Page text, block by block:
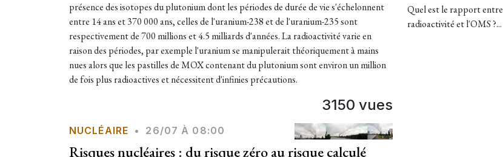
présence des isotopes du plutonium dont les périodes de durée de vie s'échelonnent
entre 14 ans et 370 000 ans, celles de l'uranium-238 et de l'uranium-235 sont
respectivement de 700 millions et 4.5 milliards d'années. La radioactivité varie en
raison des périodes, par exemple l'uranium se manipulerait théoriquement à mains
nues alors que les pastilles de MOX contenant du plutonium sont environ un million
de fois plus radioactives et nécessitent d'infinies précautions.
3150 vues
Quel est le rapport
radioactivité et l'OMS ?...
NUCLÉAIRE • 26/07 À 08:00
Risques nucléaires : du risque zéro au risque calculé